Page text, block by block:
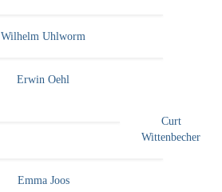
Wilhelm Uhlworm
Erwin Oehl
Curt
Wittenbecher
Emma Joos